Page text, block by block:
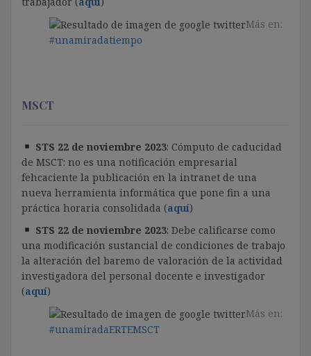
Más en:
#unamiradatiempo
MSCT
STS 22 de noviembre 2023: Cómputo de caducidad
de MSCT: no es una notificación empresarial
fehcaciente la publicación en la intranet de una
nueva herramienta informática que pone fin a una
práctica horaria consolidada (aquí)
STS 22 de noviembre 2023: Debe calificarse como
una modificación sustancial de condiciones de trabajo
la alteración del baremo de valoración de la actividad
investigadora del personal docente e investigador
(aquí)
Más en:
#unamiradaERTEMSCT